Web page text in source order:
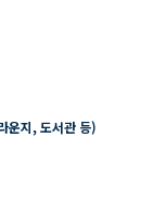
운지, 도서관 등)